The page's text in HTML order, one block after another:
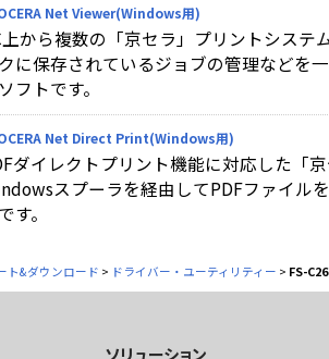
Net Viewer(Windows用)
上から複数の「京セラ」プリントシステ
に保存されているジョブの管理などを
フトです。
Net Direct Print(Windows用)
ダイレクトプリント機能に対応した「
スプーラを経由してPDFファイル
す。
ト&ダウンロード > ドライバー・ユーティリティー > FS-
ソリューション